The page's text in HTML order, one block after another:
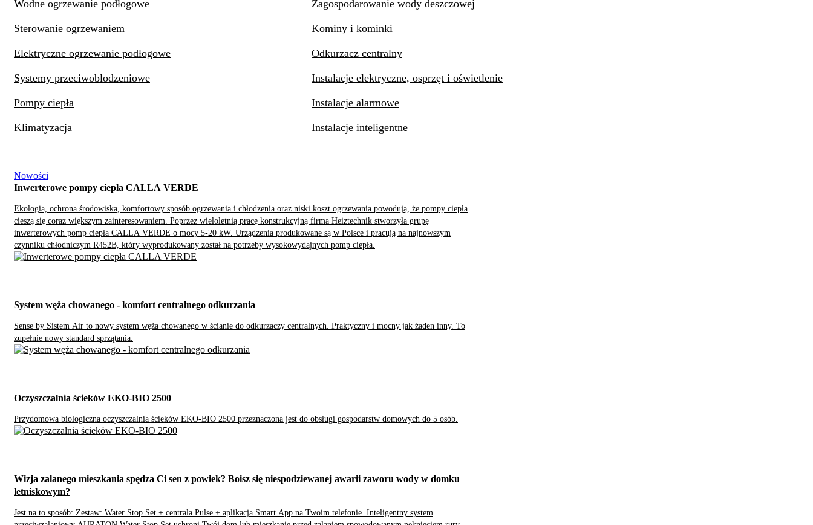
Wodne ogrzewanie podłogowe
Sterowanie ogrzewaniem
Elektryczne ogrzewanie podłogowe
Systemy przeciwoblodzeniowe
Pompy ciepła
Klimatyzacja
Zagospodarowanie wody deszczowej
Kominy i kominki
Odkurzacz centralny
Instalacje elektryczne, osprzęt i oświetlenie
Instalacje alarmowe
Instalacje inteligentne
Nowości
Inwerterowe pompy ciepła CALLA VERDE
Ekologia, ochrona środowiska, komfortowy sposób ogrzewania i chłodzenia oraz niski koszt ogrzewania powodują, że pompy ciepła
cieszą się coraz większym zainteresowaniem. Poprzez wieloletnią pracę konstrukcyjną firma Heiztechnik stworzyła grupę
inwerterowych pomp ciepła CALLA VERDE o mocy 5-20 kW. Urządzenia produkowane są w Polsce i pracują na najnowszym
czynniku chłodniczym R452B, który wyprodukowany został na potrzeby wysokowydajnych pomp ciepła.
System węża chowanego - komfort centralnego odkurzania
Sense by Sistem Air to nowy system węża chowanego w ścianie do odkurzaczy centralnych. Praktyczny i mocny jak żaden inny. To
zupełnie nowy standard sprzątania.
Oczyszczalnia ścieków EKO-BIO 2500
Przydomowa biologiczna oczyszczalnia ścieków EKO-BIO 2500 przeznaczona jest do obsługi gospodarstw domowych do 5 osób.
Wizja zalanego mieszkania spędza Ci sen z powiek? Boisz się niespodziewanej awarii zaworu wody w domku
letniskowym?
Jest na to sposób: Zestaw: Water Stop Set + centrala Pulse + aplikacja Smart App na Twoim telefonie. Inteligentny system